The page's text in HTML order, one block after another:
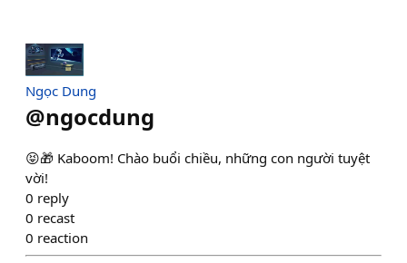
Ngọc Dung
@ngocdung
😝🎁 Kaboom! Chào buổi chiều, những con người tuyệt
vời!
0 reply
0 recast
0 reaction